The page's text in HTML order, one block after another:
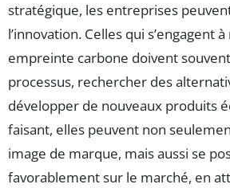
stratégique, les entreprises
l’innovation. Celles qui s’engagent
empreinte carbone doivent
processus, rechercher des
développer de nouveaux produits
faisant, elles peuvent non
image de marque, mais aussi se
favorablement sur le marché, en